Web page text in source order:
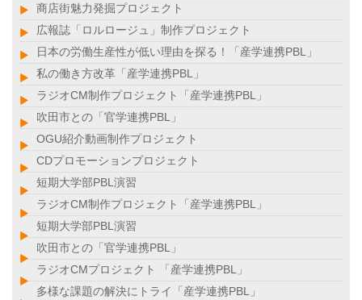
商店街魅力発掘プロジェクト
広報誌「ロルロージュ」制作プロジェクト
日本の労働生産性が低い理由を探る！「産学連携PBL」
私の働き方改革「産学連携PBL」
ラジオCM制作プロジェクト「産学連携PBL」
吹田市との「官学連携PBL」
OGU紹介動画制作プロジェクト
CDプロモーションプロジェクト
短期大学部PBL演習
ラジオCM制作プロジェクト「産学連携PBL」
短期大学部PBL演習
吹田市との「官学連携PBL」
ラジオCMプロジェクト 「産学連携PBL」
多様な課題の解決にトライ「産学連携PBL」